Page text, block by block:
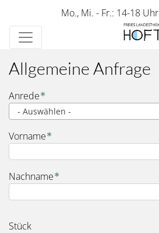
Direkt
zum
Inhalt
Mo., Mi. - Fr.: 14-18 Uhr
Allgemeine Anfrage
Name
Anrede
- Auswählen -
Vorname
Nachname
Stück